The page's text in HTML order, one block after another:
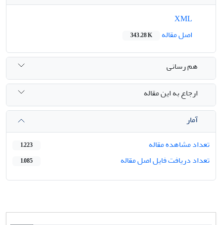
اصل مقاله
343.28 K
هم رسانی
ارجاع به این مقاله
آمار
تعداد مشاهده مقاله
1,223
تعداد دریافت فایل اصل مقاله 1,085